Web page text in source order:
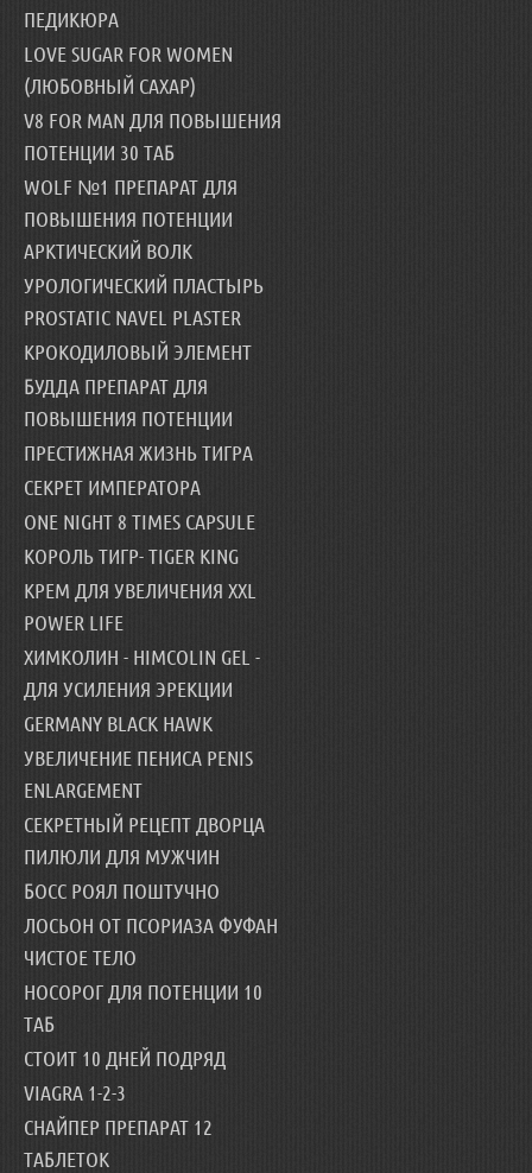
ПЕДИКЮРА
LOVE SUGAR FOR WOMEN
(ЛЮБОВНЫЙ САХАР)
V8 FOR MAN ДЛЯ ПОВЫШЕНИЯ
ПОТЕНЦИИ 30 ТАБ
WOLF №1 ПРЕПАРАТ ДЛЯ
ПОВЫШЕНИЯ ПОТЕНЦИИ
АРКТИЧЕСКИЙ ВОЛК
УРОЛОГИЧЕСКИЙ ПЛАСТЫРЬ
PROSTATIC NAVEL PLASTER
КРОКОДИЛОВЫЙ ЭЛЕМЕНТ
БУДДА ПРЕПАРАТ ДЛЯ
ПОВЫШЕНИЯ ПОТЕНЦИИ
ПРЕСТИЖНАЯ ЖИЗНЬ ТИГРА
СЕКРЕТ ИМПЕРАТОРА
ONE NIGHT 8 TIMES CAPSULE
КОРОЛЬ ТИГР- TIGER KING
КРЕМ ДЛЯ УВЕЛИЧЕНИЯ XXL
POWER LIFE
ХИМКОЛИН - HIMCOLIN GEL -
ДЛЯ УСИЛЕНИЯ ЭРЕКЦИИ
GERMANY BLACK HAWK
УВЕЛИЧЕНИЕ ПЕНИСА PENIS
ENLARGEMENT
СЕКРЕТНЫЙ РЕЦЕПТ ДВОРЦА
ПИЛЮЛИ ДЛЯ МУЖЧИН
БОСС РОЯЛ ПОШТУЧНО
ЛОСЬОН ОТ ПСОРИАЗА ФУФАН
ЧИСТОЕ ТЕЛО
НОСОРОГ ДЛЯ ПОТЕНЦИИ 10
ТАБ
СТОИТ 10 ДНЕЙ ПОДРЯД
VIAGRA 1-2-3
СНАЙПЕР ПРЕПАРАТ 12
ТАБЛЕТОК